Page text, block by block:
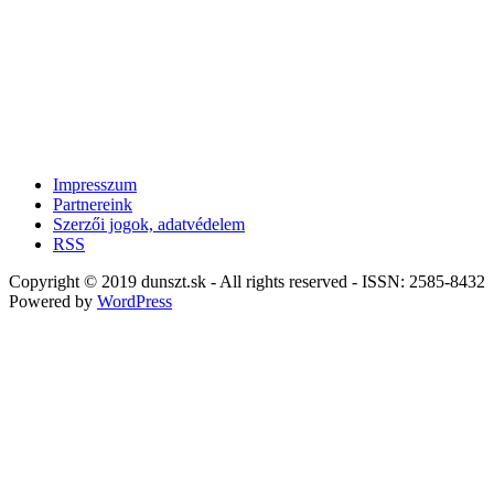
Impresszum
Partnereink
Szerzői jogok, adatvédelem
RSS
Copyright © 2019 dunszt.sk - All rights reserved - ISSN: 2585-8432
Powered by WordPress